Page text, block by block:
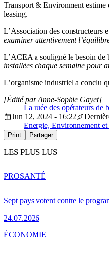
Transport & Environment estime
leasing.
L’Association des constructeurs
examiner attentivement
L’ACEA a souligné le besoin de
installées chaque semaine pour
L’organisme industriel a conclu
La ruée des opérateurs de
[Édité par Anne-Sophie Gayet]
Jun 12, 2024 - 16:22
Energie, Environnement et
Print Partager
LES PLUS LUS
Sept pays votent contre le
24.07.2026
PROSANTÉ
ÉCONOMIE